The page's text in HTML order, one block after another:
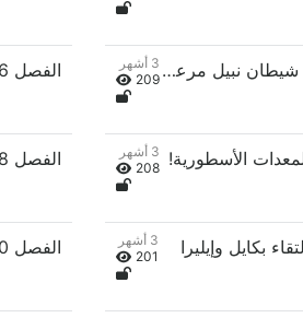
الفصل 25: زعيم الهاوية من المستوى 40! شيطان نبيل مرعب! 3 أشهر
209
الفصل 26: اليأس، يأس فيسبيرا
3 أشهر
208
الفصل 28: مفاجأة، شكرًا من فيسبيرا والآخرين
3 أشهر
201
الفصل 30: صدمة كايل وإيليرا، وذهول الرئيس لوسيان